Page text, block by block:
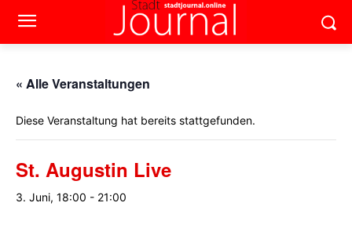
« Alle Veranstaltungen
Diese Veranstaltung hat bereits stattgefunden.
St. Augustin Live
3. Juni, 18:00 - 21:00